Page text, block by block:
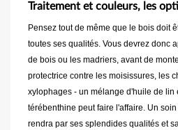
Traitement et couleurs, les
Pensez tout de même que le bois doit
toutes ses qualités. Vous devrez donc
de bois ou les madriers, avant de
protectrice contre les moisissures, les
xylophages - un mélange d'huile de lin
térébenthine peut faire l'affaire. Un
rendra par ses splendides qualités et